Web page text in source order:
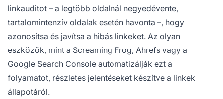
linkauditot – a legtöbb oldalnál negyedévente,
tartalomintenzív oldalak esetén havonta –, hogy
azonosítsa és javítsa a hibás linkeket. Az olyan
eszközök, mint a Screaming Frog, Ahrefs vagy a
Google Search Console automatizálják ezt a
folyamatot, részletes jelentéseket készítve a linkek
állapotáról.